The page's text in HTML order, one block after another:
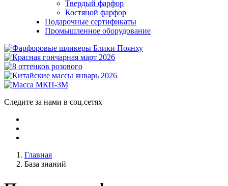
Твердый фарфор
Костяной фарфор
Подарочные сертификаты
Промышленное оборудование
Следите за нами в соц.сетях
Главная
База знаний